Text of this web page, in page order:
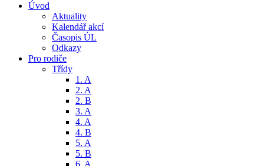
Úvod
Aktuality
Kalendář akcí
Časopis ÚL
Odkazy
Pro rodiče
Třídy
1. A
2. A
2. B
3. A
4. A
4. B
5. A
5. B
6. A